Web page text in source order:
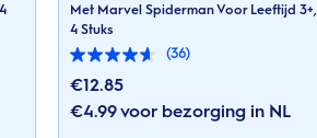
Met Marvel Spiderman Voor Leeftijd 3+,
4 Stuks
(36)
4.6
van
de
5
€12.85
€4.99 voor bezorging in NL